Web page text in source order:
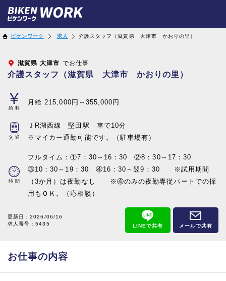
ビケンワーク 求人 介護スタッフ（滋賀県 大津市 かおりの里）
滋賀県 大津市 でお仕事
介護スタッフ（滋賀県 大津市 かおりの里）
給料
月給 215,000円～355,000円
交通
ＪR湖西線 堅田駅 車で10分
※マイカー通勤可能です。（駐車場有）
時間
フルタイム：①7：30～16：30 ②8：30～17：30
③10：30～19：30 ④16：30～翌9：30 ※試用期間
（3か月）は夜勤なし ※④のみの夜勤専従パートでの採
用もＯＫ。（応相談）
更新日：2026/06/16
求人番号：5435
LINEで共有 メールで共有
お仕事の内容